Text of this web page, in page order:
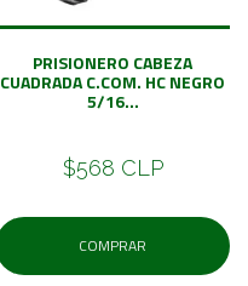
PRISIONERO CABEZA
CUADRADA C.COM. HC NEGRO
5/16...
$568 CLP
COMPRAR